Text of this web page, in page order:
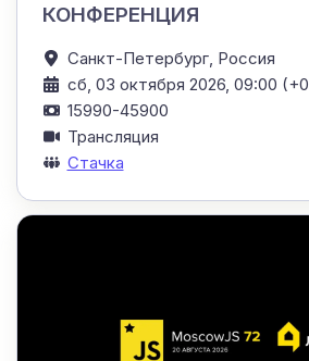
КОНФЕРЕНЦИЯ
Санкт-Петербург, Россия
сб, 03 октября 2026, 09:00
15990-45900
Трансляция
Стачка